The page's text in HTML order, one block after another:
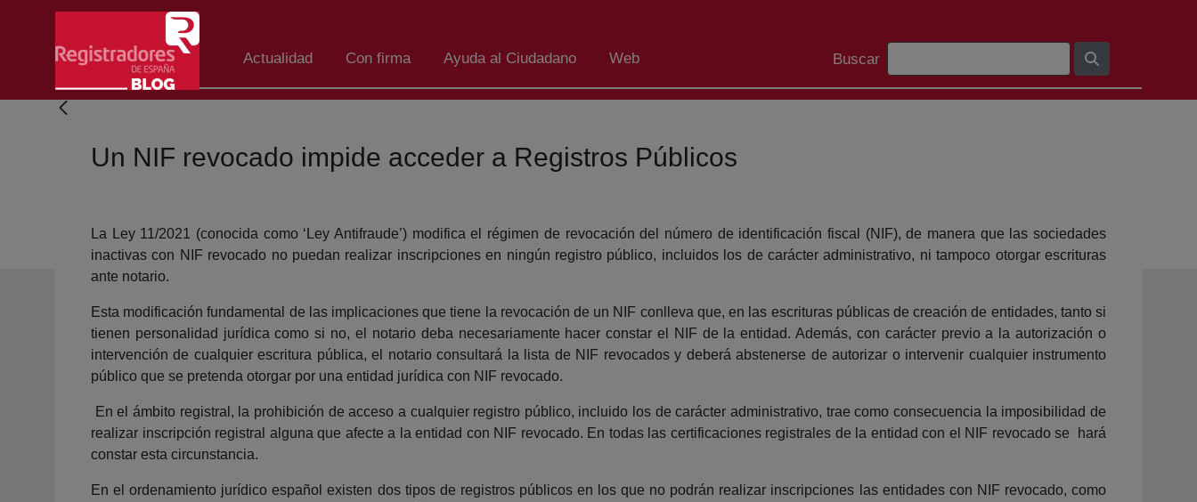
Salta al contingut principal
Actualidad Con firma Ayuda al Ciudadano Web
Barra de cerca
Buscar
Un NIF revocado impide acceder a Registros Públicos
La Ley 11/2021 (conocida como ‘Ley Antifraude’) modifica el régimen de revocación del número de identificación fiscal (NIF), de manera que las sociedades
inactivas con NIF revocado no puedan realizar inscripciones en ningún registro público, incluidos los de carácter administrativo, ni tampoco otorgar escrituras
ante notario.
Esta modificación fundamental de las implicaciones que tiene la revocación de un NIF conlleva que, en las escrituras públicas de creación de entidades, tanto si
tienen personalidad jurídica como si no, el notario deba necesariamente hacer constar el NIF de la entidad. Además, con carácter previo a la autorización o
intervención de cualquier escritura pública, el notario consultará la lista de NIF revocados y deberá abstenerse de autorizar o intervenir cualquier instrumento
público que se pretenda otorgar por una entidad jurídica con NIF revocado.
En el ámbito registral, la prohibición de acceso a cualquier registro público, incluido los de carácter administrativo, trae como consecuencia la imposibilidad de
realizar inscripción registral alguna que afecte a la entidad con NIF revocado. En todas las certificaciones registrales de la entidad con el NIF revocado se hará
constar esta circunstancia.
En el ordenamiento jurídico español existen dos tipos de registros públicos en los que no podrán realizar inscripciones las entidades con NIF revocado, como